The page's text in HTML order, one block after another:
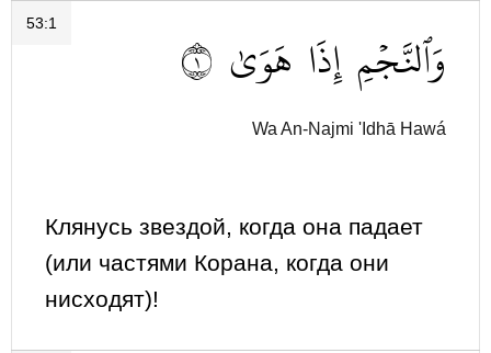
53:1 وَٱلنَّجۡمِ إِذَا هَوَىٰ ١
Wa An-Najmi 'Idhā Hawá
Клянусь звездой, когда она падает
(или частями Корана, когда они
нисходят)!